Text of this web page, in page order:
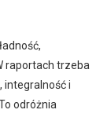
raportach trzeba
integralność i
odróżnia